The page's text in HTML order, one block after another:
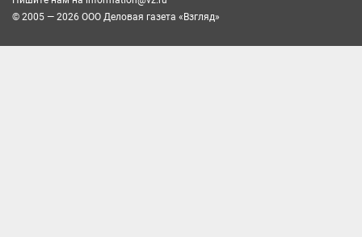
© 2005 — 2026 ООО Деловая газета «Взгляд»